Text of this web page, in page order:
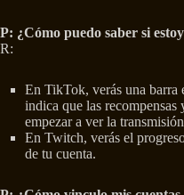
P: ¿Cómo puedo saber si
R:
En TikTok, verás una barra
indica que las recompensas
empezar a ver la
En Twitch, verás el
de tu cuenta.